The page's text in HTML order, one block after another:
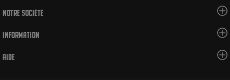
Notre société
Information
Aide